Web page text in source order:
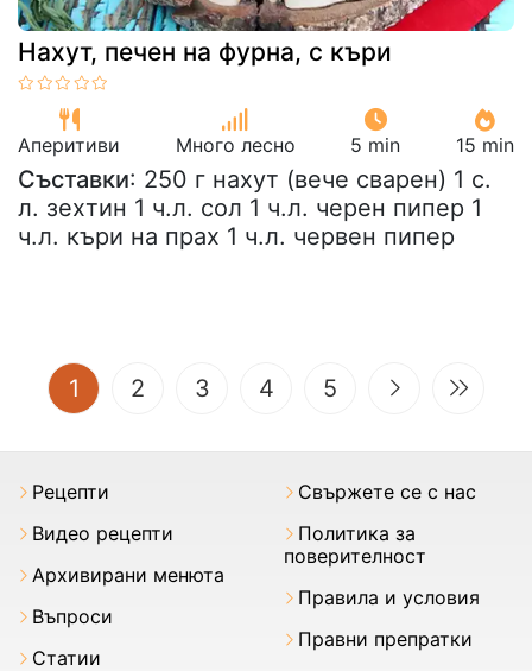
Нахут, печен на фурна, с къри
Аперитиви Много лесно 5 min 15 min
Съставки: 250 г нахут (вече сварен) 1 с.
л. зехтин 1 ч.л. сол 1 ч.л. черен пипер 1
ч.л. къри на прах 1 ч.л. червен пипер
1 (current)
2 3 4 5
Рецепти
Видео рецепти
Архивирани менюта
Въпроси
Статии
Свържете се с нас
Политика за
поверителност
Правила и условия
Правни препратки